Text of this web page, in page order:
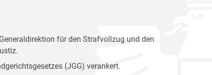
für den Strafvollzug und den
(JGG) verankert.